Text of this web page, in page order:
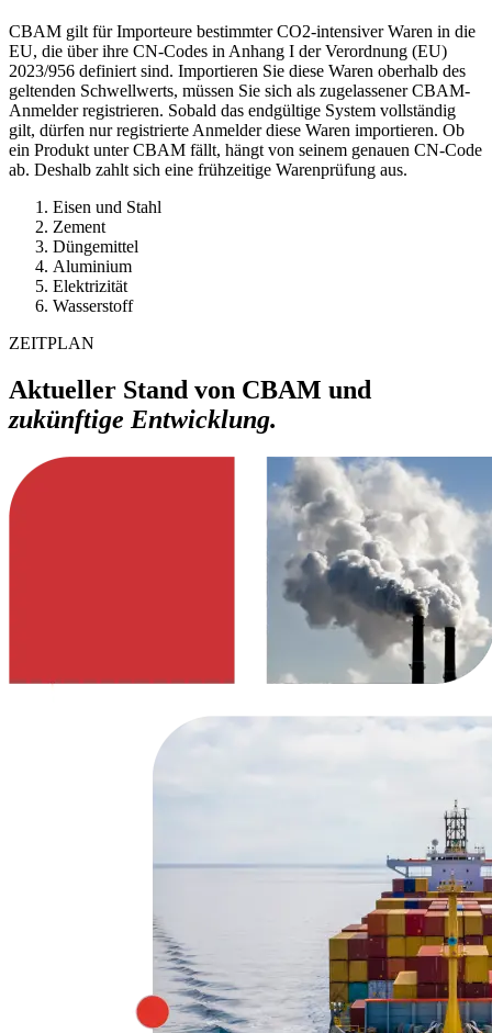
CBAM gilt für Importeure bestimmter CO2-intensiver Waren in die
EU, die über ihre CN-Codes in Anhang I der Verordnung (EU)
2023/956 definiert sind. Importieren Sie diese Waren oberhalb des
geltenden Schwellwerts, müssen Sie sich als zugelassener CBAM-
Anmelder registrieren. Sobald das endgültige System vollständig
gilt, dürfen nur registrierte Anmelder diese Waren importieren. Ob
ein Produkt unter CBAM fällt, hängt von seinem genauen CN-Code
ab. Deshalb zahlt sich eine frühzeitige Warenprüfung aus.
Eisen und Stahl
Zement
Düngemittel
Aluminium
Elektrizität
Wasserstoff
ZEITPLAN
Aktueller Stand von CBAM und
zukünftige Entwicklung.